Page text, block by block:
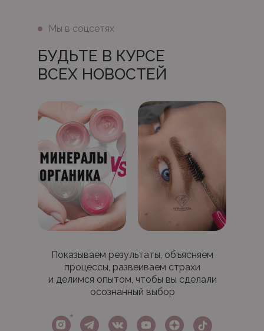
*
БУДЬТЕ В КУРСЕ
ВСЕХ НОВОСТЕЙ
Мы в соцсетях
Показываем результаты, объясняем
процессы, развеиваем страхи
и делимся опытом, чтобы вы сделали
осознанный выбор